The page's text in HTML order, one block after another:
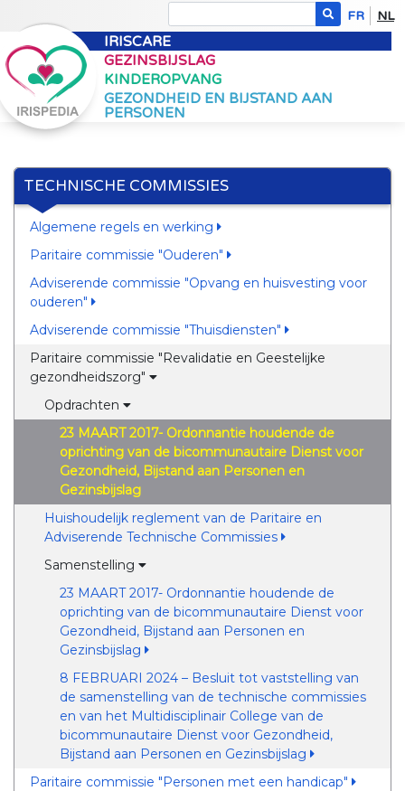
FR NL
IRISCARE
GEZINSBIJSLAG
KINDEROPVANG
GEZONDHEID EN BIJSTAND AAN
PERSONEN
TECHNISCHE COMMISSIES
Algemene regels en werking
Paritaire commissie "Ouderen"
Adviserende commissie "Opvang en huisvesting voor
ouderen"
Adviserende commissie "Thuisdiensten"
Paritaire commissie "Revalidatie en Geestelijke
gezondheidszorg"
Opdrachten
23 MAART 2017- Ordonnantie houdende de
oprichting van de bicommunautaire Dienst voor
Gezondheid, Bijstand aan Personen en
Gezinsbijslag
Huishoudelijk reglement van de Paritaire en
Adviserende Technische Commissies
Samenstelling
23 MAART 2017- Ordonnantie houdende de
oprichting van de bicommunautaire Dienst voor
Gezondheid, Bijstand aan Personen en
Gezinsbijslag
8 FEBRUARI 2024 – Besluit tot vaststelling van
de samenstelling van de technische commissies
en van het Multidisciplinair College van de
bicommunautaire Dienst voor Gezondheid,
Bijstand aan Personen en Gezinsbijslag
Paritaire commissie "Personen met een handicap"